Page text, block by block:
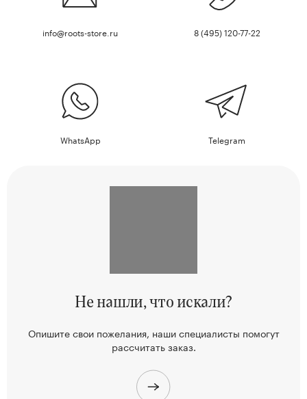
info@roots-store.ru 8 (495) 120-77-22
WhatsApp Telegram
Не нашли,что искали?
Опишите свои пожелания, нашиспециалисты помогут
рассчитать заказ.